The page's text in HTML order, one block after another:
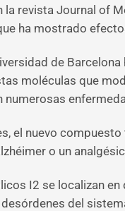
la revista Journal of
ha mostrado
de
moléculas que
numerosas
el nuevo
o un
I2 se localizan
del